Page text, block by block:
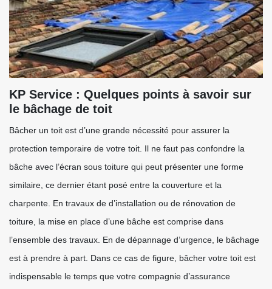
KP Service : Quelques points à savoir sur
le bâchage de toit
Bâcher un toit est d’une grande nécessité pour assurer la
protection temporaire de votre toit. Il ne faut pas confondre la
bâche avec l’écran sous toiture qui peut présenter une forme
similaire, ce dernier étant posé entre la couverture et la
charpente. En travaux de d’installation ou de rénovation de
toiture, la mise en place d’une bâche est comprise dans
l’ensemble des travaux. En de dépannage d’urgence, le bâchage
est à prendre à part. Dans ce cas de figure, bâcher votre toit est
indispensable le temps que votre compagnie d’assurance